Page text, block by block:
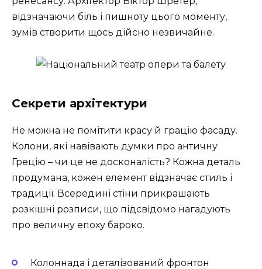
відзначаючи біль і пишноту цього моменту,
зумів створити щось дійсно незвичайне.
Секрети архітектури
Не можна не помітити красу й грацію фасаду.
Колони, які навівають думки про античну
Грецію – чи це не досконалість? Кожна деталь
продумана, кожен елемент відзначає стиль і
традиції. Всередині стіни прикрашають
розкішні розписи, що підсвідомо нагадують
про величну епоху бароко.
Колоннада і деталізований фронтон